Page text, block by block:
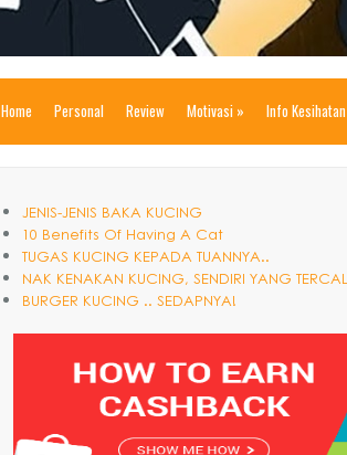
Home Personal Review Motivasi » Info Kesihatan
JENIS-JENIS BAKA KUCING
10 Benefits Of Having A Cat
TUGAS KUCING KEPADA TUANNYA..
NAK KENAKAN KUCING, SENDIRI YANG
BURGER KUCING .. SEDAPNYA!